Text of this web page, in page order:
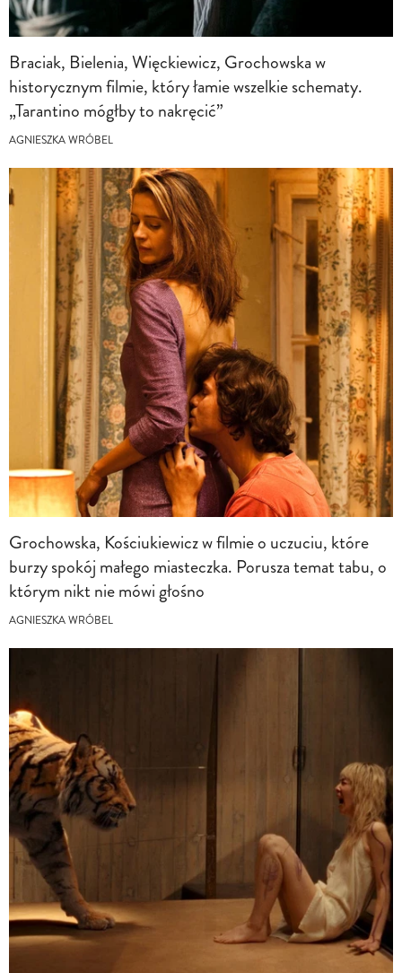
Braciak, Bielenia, Więckiewicz, Grochowska w
historycznym filmie, który łamie wszelkie schematy.
„Tarantino mógłby to nakręcić”
AGNIESZKA WRÓBEL
Grochowska, Kościukiewicz w filmie o uczuciu, które
burzy spokój małego miasteczka. Porusza temat tabu, o
którym nikt nie mówi głośno
AGNIESZKA WRÓBEL